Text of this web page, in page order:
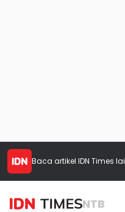
Baca artikel IDN Times
NTB